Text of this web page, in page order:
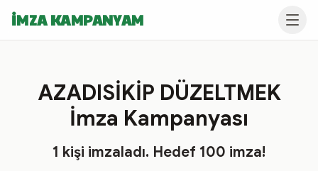
İMZA KAMPANYAM
AZADISİKİP DÜZELTMEK
İmza Kampanyası
1 kişi imzaladı. Hedef 100 imza!